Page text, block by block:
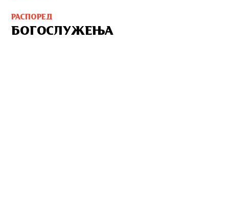
РАСПОРЕД
БОГОСЛУЖЕЊА